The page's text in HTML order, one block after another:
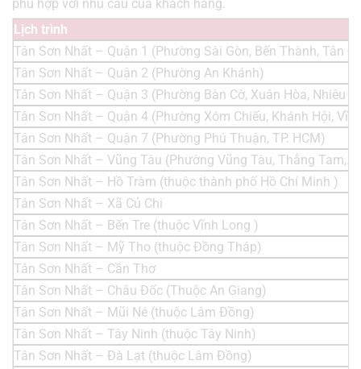
phù hợp với nhu cầu của khách hàng.
Lịch trình
Tân Sơn Nhất – Quận 1 (Phường Sài Gòn, Bến Thành, Tân
Tân Sơn Nhất – Quận 2 (Phường An Khánh)
Tân Sơn Nhất – Quận 3 (Phường Bàn Cờ, Xuân Hòa, Nhiêu
Tân Sơn Nhất – Quận 4 (Phường Xóm Chiếu, Khánh Hội,
Tân Sơn Nhất – Quận 7 (Phường Phú Thuận, TP. HCM)
Tân Sơn Nhất – Vũng Tàu (Phường Vũng Tàu, Thắng Tam,..)
Tân Sơn Nhất – Hồ Tràm (thuộc thành phố Hồ Chí Minh )
Tân Sơn Nhất – Xã Củ Chi
Tân Sơn Nhất – Bến Tre (thuộc Vĩnh Long )
Tân Sơn Nhất – Mỹ Tho (thuộc Đồng Tháp)
Tân Sơn Nhất – Cần Thơ
Tân Sơn Nhất – Châu Đốc (Thuộc An Giang)
Tân Sơn Nhất – Mũi Né (thuộc Lâm Đồng)
Tân Sơn Nhất – Tây Ninh (thuộc Tây Ninh)
Tân Sơn Nhất – Đà Lạt (thuộc Lâm Đồng)